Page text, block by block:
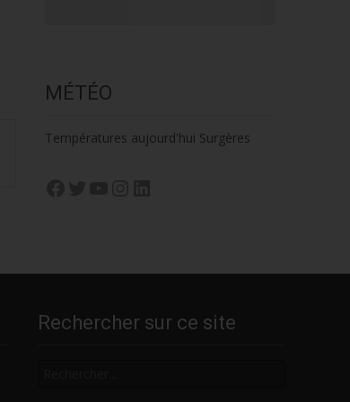
MÉTÉO
Températures aujourd'hui Surgères
Rechercher sur ce site